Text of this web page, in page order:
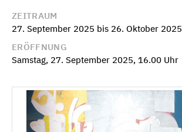
Ausschreibung
ZEITRAUM
27. September 2025 bis 26. Oktober 2025
ERÖFFNUNG
Samstag, 27. September 2025, 16.00 Uhr